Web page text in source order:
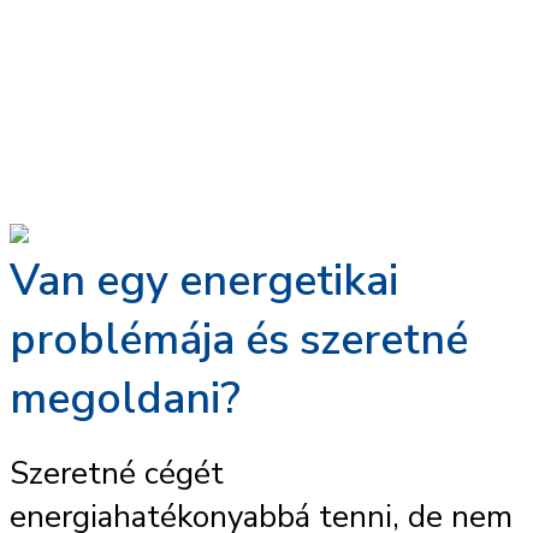
Van egy energetikai
problémája és szeretné
megoldani?
Szeretné cégét
energiahatékonyabbá tenni, de nem